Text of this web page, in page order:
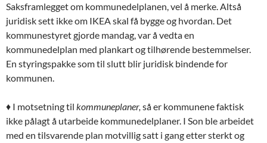
Saksframlegget om kommunedelplanen, vel å merke. Altså
juridisk sett ikke om IKEA skal få bygge og hvordan. Det
kommunestyret gjorde mandag, var å vedta en
kommunedelplan med plankart og tilhørende bestemmelser.
En styringspakke som til slutt blir juridisk bindende for
kommunen.
♦ I motsetning til kommuneplaner, så er kommunene faktisk
ikke pålagt å utarbeide kommunedelplaner. I Son ble arbeidet
med en tilsvarende plan motvillig satt i gang etter sterkt og